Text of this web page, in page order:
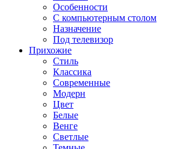
Особенности
С компьютерным столом
Назначение
Под телевизор
Прихожие
Стиль
Классика
Современные
Модерн
Цвет
Белые
Венге
Светлые